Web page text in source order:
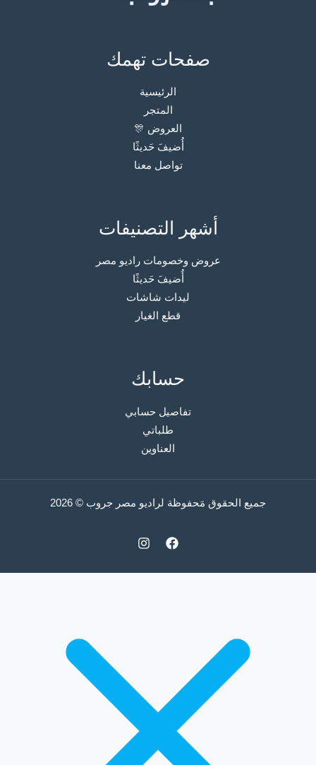
صفحات تهمك
الرئيسية
المتجر
العروض 🎊
أُضيفَ حَديثًا
تواصل معنا
أشهر التصنيفات
عروض وخصومات راديو مصر
أُضيفَ حَديثًا
ليدات شاشات
قطع الغيار
حسابك
تفاصيل حسابي
طلباتي
العناوين
جميع الحقوق مَحفوظة لراديو مصر جروب © 2026